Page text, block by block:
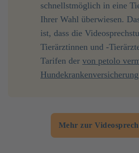
schnellstmöglich in eine
Ihrer Wahl überwiesen.
ist, dass die
Tierärztinnen und -
Tarifen der von petolo
Hundekrankenversicherung
Mehr zur